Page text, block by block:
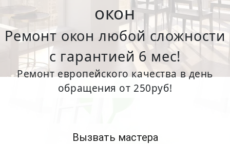
окон
Ремонт окон любой сложности
с гарантией 6 мес!
Ремонт европейского качества в день
обращения от 250руб!
Вызвать мастера